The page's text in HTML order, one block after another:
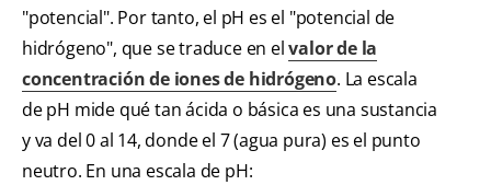
"potencial". Por tanto, el pH es el "potencial de
hidrógeno", que se traduce en elvalor de la
concentración de iones de hidrógeno. La escala
de pH mide qué tan ácida o básica es una sustancia
y va del 0 al 14, donde el 7 (agua pura) es el punto
neutro. En una escala de pH: